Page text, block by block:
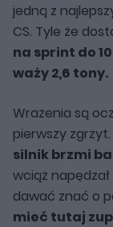
jedną z
CS. Tyle że
na sprint do
waży 2,6 tony.
Wrażenia są
pierwszy
silnik brzmi
wciąż
dawać znać o
mieć tutaj